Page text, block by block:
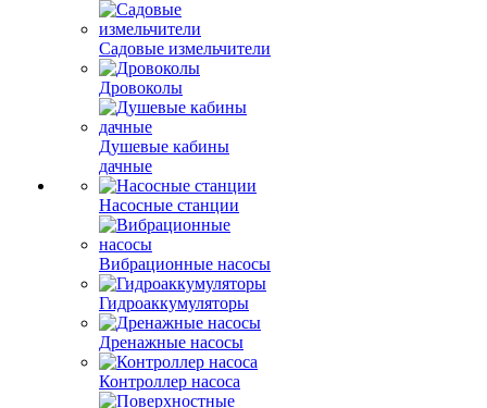
Садовые измельчители
Дровоколы
Душевые кабины
дачные
Насосные станции
Вибрационные насосы
Гидроаккумуляторы
Дренажные насосы
Контроллер насоса